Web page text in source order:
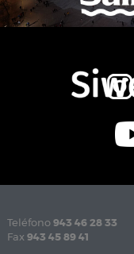
Teléfono 943 46 28 33
Fax 943 45 89 41